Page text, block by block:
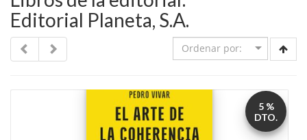
Editorial Planeta, S.A.
5 %
DTO.